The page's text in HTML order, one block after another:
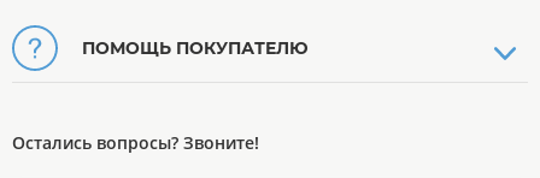
ПОМОЩЬ ПОКУПАТЕЛЮ
Остались вопросы? Звоните!